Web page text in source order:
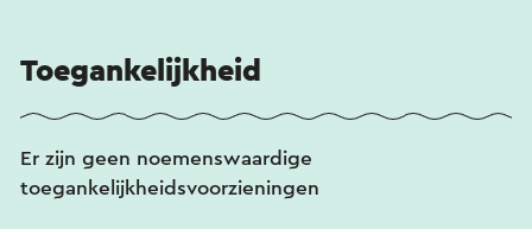
Toegankelijkheid
Er zijn geen noemenswaardige
toegankelijkheidsvoorzieningen